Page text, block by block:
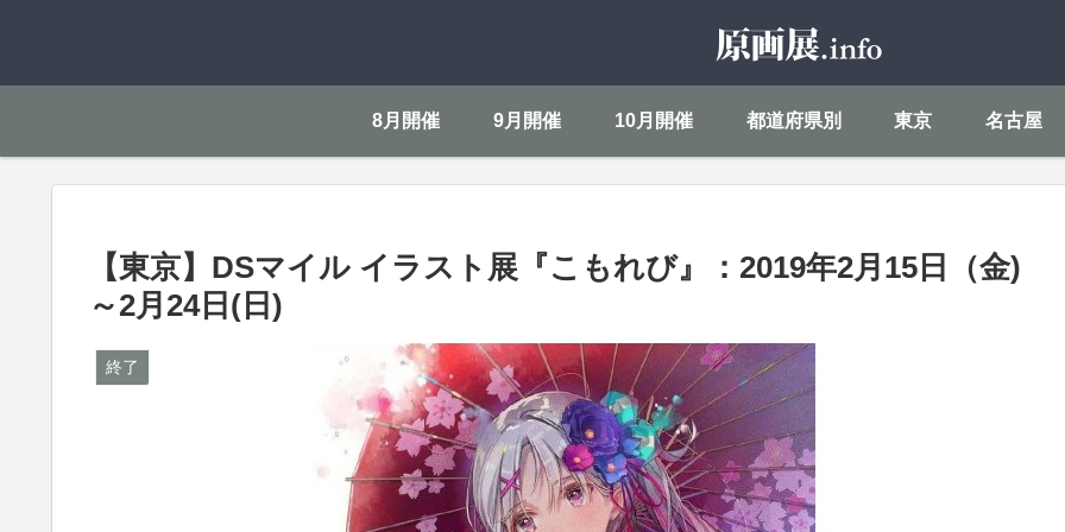
8月開催 9月開催 10月開催 都道府県別 東京 名古屋
【東京】DSマイル イラスト展『こもれび』：2019年2月15日（金)
～2月24日(日)
終了